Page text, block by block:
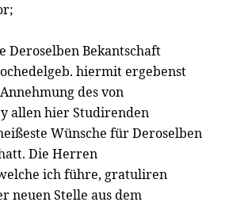
Deroselben Bekantschaft
hiermit ergebenst
des von
allen hier Studirenden
Wünsche für Deroselben
Die Herren
ich führe, gratuliren
neuen Stelle aus dem